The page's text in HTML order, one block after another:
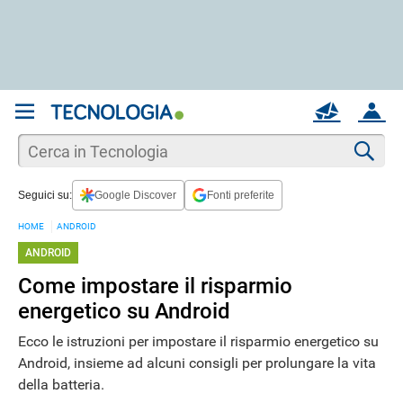
ACCOUNT
MAIL
Seguici su: Google Discover Fonti preferite
HOME ANDROID
ANDROID
Come impostare il risparmio
energetico su Android
Ecco le istruzioni per impostare il risparmio energetico su
Android, insieme ad alcuni consigli per prolungare la vita
della batteria.